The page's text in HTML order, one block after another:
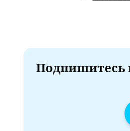
Подпишитесь